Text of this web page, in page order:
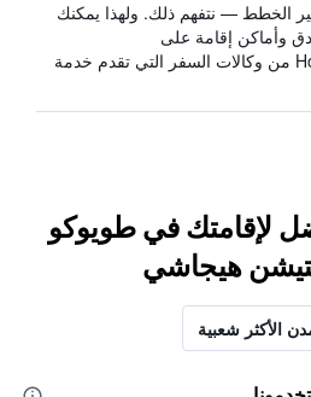
الخطط — نتفهم ذلك. ولهذا يمكنك
وأماكن إقامة على
HotelsCombined من وكالات السفر التي تقدم خدمة
لإقامتك في طويوكو
هيجاشي
الأكثر شعبية